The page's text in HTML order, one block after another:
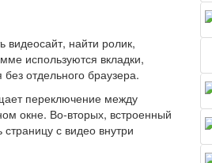
видеосайт, найти ролик,
используются вкладки,
отдельного браузера.
переключение между
окне. Во-вторых, встроенный
с видео внутри